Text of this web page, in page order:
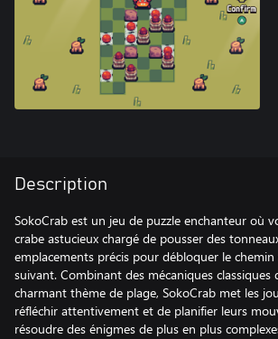
Description
SokoCrab est un jeu de puzzle enchanteur où
crabe astucieux chargé de pousser des
emplacements précis pour débloquer le chemin
suivant. Combinant des mécaniques classiques
charmant thème de plage, SokoCrab met les
réfléchir attentivement et de planifier leurs
résoudre des énigmes de plus en plus